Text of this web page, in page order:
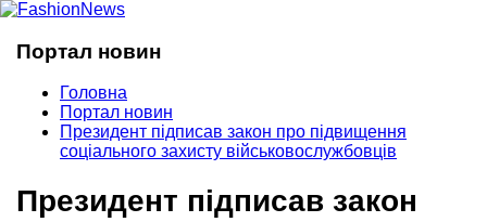
Портал новин
Головна
Портал новин
Президент підписав закон про підвищення
соціального захисту військовослужбовців
Президент підписав закон